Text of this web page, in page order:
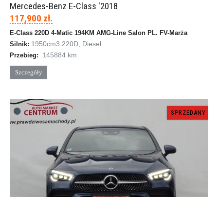
Mercedes-Benz E-Class '2018
117,900 zł.
E-Class 220D 4-Matic 194KM AMG-Line Salon PL. FV-Marża
Silnik: 1950cm3 220D, Diesel
Przebieg: 145884 km
Szczegóły
SPRZEDANY